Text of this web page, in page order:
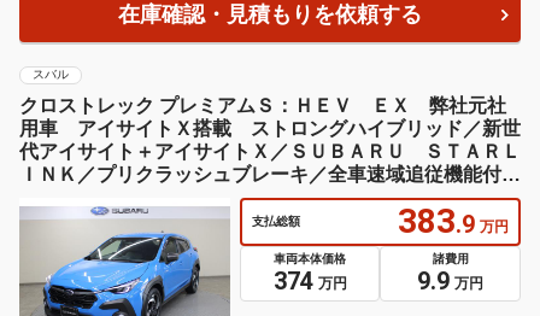
在庫確認・見積もりを依頼する
スバル
クロストレック プレミアムＳ：ＨＥＶ ＥＸ 弊社元社
用車 アイサイトＸ搭載 ストロングハイブリッド／新世
代アイサイト＋アイサイトＸ／ＳＵＢＡＲＵ ＳＴＡＲＬ
ＩＮＫ／プリクラッシュブレーキ／全車速域追従機能付き
クルーズコントロール／キーレスアクセス＆プッシュスタ
ート
支払総額 383.9 万円
車両本体価格
374 万円
諸費用
9.9 万円